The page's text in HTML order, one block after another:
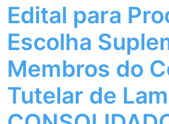
Edital para
Escolha
Membros do
Tutelar de